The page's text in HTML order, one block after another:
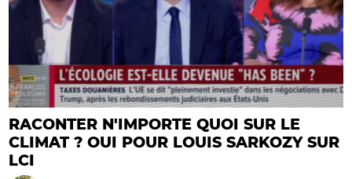
RACONTER N'IMPORTE QUOI SUR LE
CLIMAT ? OUI POUR LOUIS SARKOZY SUR
LCI